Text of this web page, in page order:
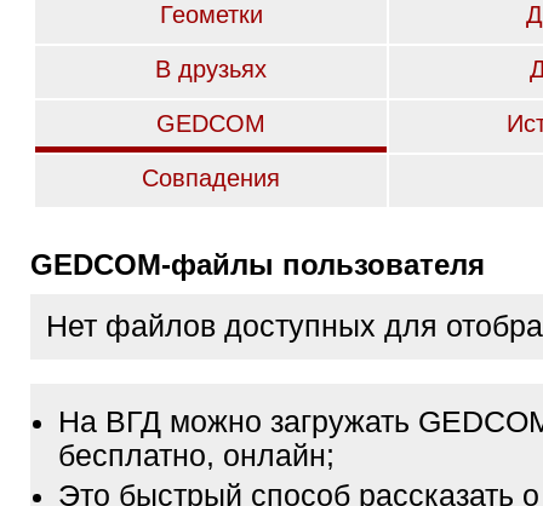
Геометки
В друзьях
GEDCOM
Совпадения
GEDCOM-файлы пользователя
Нет файлов доступных для
На ВГД можно загружать
бесплатно, онлайн;
Это быстрый способ рассказать